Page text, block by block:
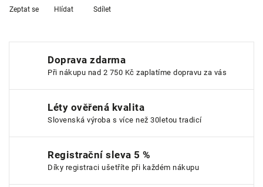
Zeptat se Hlídat Sdílet
Doprava zdarma
Při nákupu nad 2 750 Kč zaplatíme dopravu za vás
Léty ověřená kvalita
Slovenská výroba s více než 30letou tradicí
Registrační sleva 5 %
Díky registraci ušetříte při každém nákupu